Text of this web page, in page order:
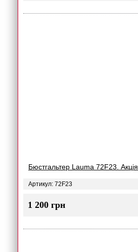
Бюстгальтер Lauma 72F23. Акція.
Артикул: 72F23
1 200 грн